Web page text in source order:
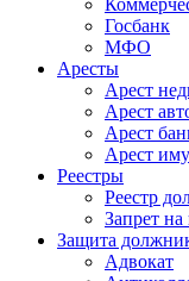
Госбанк
МФО
Аресты
Арест
Арест
Арест
Арест
Реестры
Реестр
Запрет на
Защита
Адвокат